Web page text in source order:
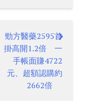
勁方醫藥2595首
掛高開1.2倍 一
手帳面賺4722
元、超額認購約
2662倍